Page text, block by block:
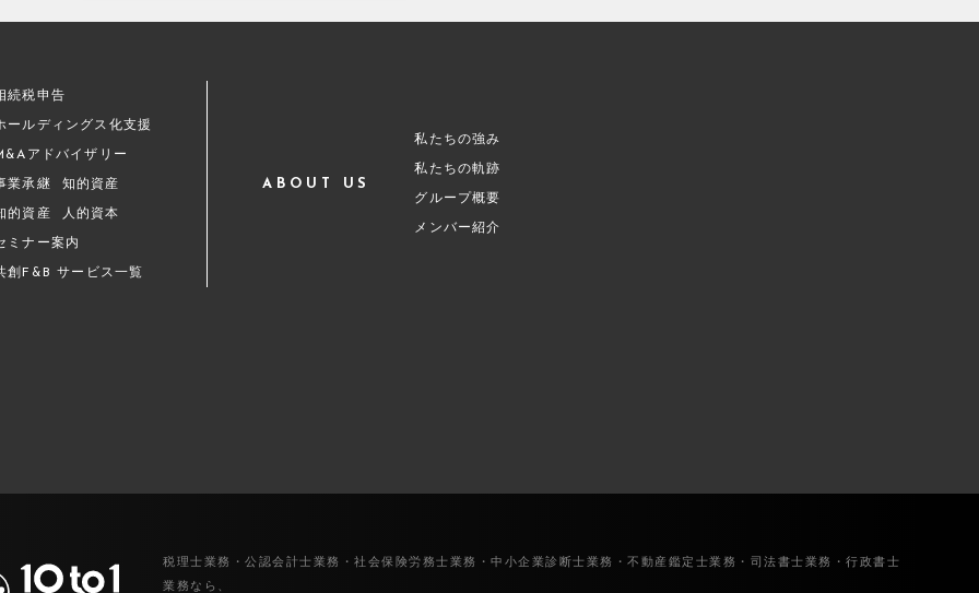
続税申告
ールディングス化支援
アドバイザリー
業承継 知的資産
的資産 人的資本
ミナー案内
創F&B サービス一覧
ABOUT US
私たちの強み
私たちの軌跡
グループ概要
メンバー紹介
税理士業務・公認会計士業務・社会保険労務士業務・中小企業診断士業務・不動産鑑定士業務・司法書士業務・行政書士
業務なら、